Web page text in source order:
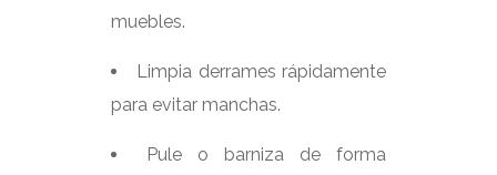
muebles.
Limpia derrames rápidamente
para evitar manchas.
Pule o barniza de forma